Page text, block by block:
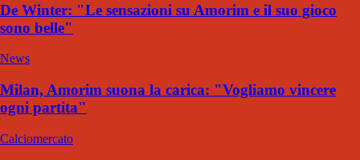
De Winter: "Le sensazioni su Amorim e il suo gioco
sono belle"
News
Milan, Amorim suona la carica: "Vogliamo vincere
ogni partita"
Calciomercato